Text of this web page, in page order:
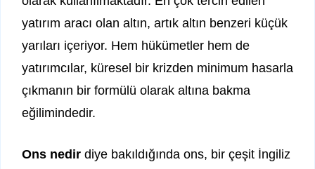
yatırım aracı olan altın, artık altın benzeri küçük
yarıları içeriyor. Hem hükümetler hem de
yatırımcılar, küresel bir krizden minimum hasarla
çıkmanın bir formülü olarak altına bakma
eğilimindedir.
Ons nedir diye bakıldığında ons, bir çeşit İngiliz